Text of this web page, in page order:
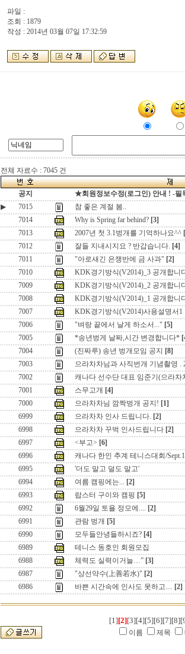
파일 :
조회 : 1879
작성 : 2014년 03월 07일 17:32:59
전체 자료수 : 7045 건
공지 ★회원정보수정(로그인) 안내 ! -
▶
7015 참 좋은 계절 봄..
7014
Why is Spring far behind? [3]
7013
2007년 첫 3.1벙개를 기억하나요^^
7012
잘들 지내시지요 ? 반갑습니다. [4]
7011
"아로새긴 은쟁반에 금 사과" [2]
7010
KDK경기방식(V2014)_3 공개합니
7009
KDK경기방식(V2014)_2 공개합니
7008
KDK경기방식(V2014)_1 공개합니
7007
KDK경기방식(V2014)사용설명서1
7006
"벼랑 끝에서 날게 하소서..." [5]
7005
*송년벙게 날짜,시간 변경합니다*
7004
(진짜루) 송년 벙개모임 공지 [8]
7003
으라차차님과 사직번개 기념촬영 .
7002
캐나다 선수단 대표 임준기(으라차
7001
스무고개 [4]
7000
으라차차님 깜짝벙개 공지! [1]
6999
으라차차 인사 드립니다. [2]
6998
으라차차 꾸벅 인사드립니다 [2]
6997
<부고> [6]
6996
캐나다 한인 추계 테니스대회/
6995
'더도 말고 덜도 말고'
6994
여름 캠핑에는... [2]
6993
랍스터 구이와 캠핑 [5]
6992
6월29일 토욜 정모에.... [2]
6991
관람 벙개 [5]
6990
모두들안녕들하시죠? [4]
6989
테니스 동호인 회원모집
6988
체력도 실력이거늘…” [3]
6987
"상선약수(上善若水)" [2]
6986
바쁜 시간속에 인사도 못하고.... [2]
[1][2][3][4][5][6][7][8]
이름
제목